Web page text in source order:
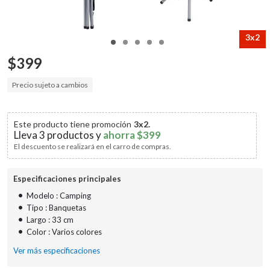
3x2
$399
Precio sujeto a cambios
Este producto tiene promoción 3x2.
Lleva 3 productos yahorra$399
El descuento se realizará en el carro de compras.
Especificaciones principales
• Modelo : Camping
• Tipo : Banquetas
• Largo : 33 cm
• Color : Varios colores
Ver más especificaciones